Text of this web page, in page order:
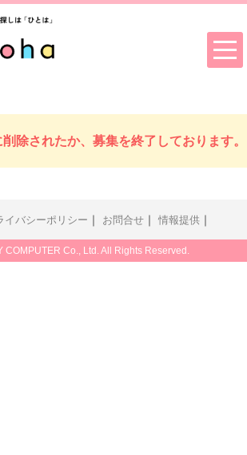
除されたか、募集を終了しております。
イバシーポリシー ｜ お問合せ ｜ 情報提供 ｜
COMPUTER Co., Ltd. All Rights Reserved.